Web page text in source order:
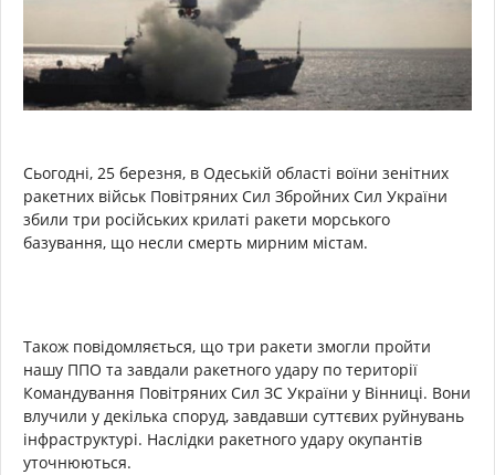
Сьогодні, 25 березня, в Одеській області воїни зенітних
ракетних військ Повітряних Сил Збройних Сил України
збили три російських крилаті ракети морського
базування, що несли смерть мирним містам.
Також повідомляється, що три ракети змогли пройти
нашу ППО та завдали ракетного удару по території
Командування Повітряних Сил ЗС України у Вінниці. Вони
влучили у декілька споруд, завдавши суттєвих руйнувань
інфраструктурі. Наслідки ракетного удару окупантів
уточнюються.